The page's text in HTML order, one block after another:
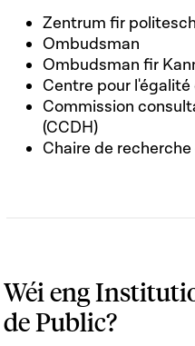
Zentrum fir
Ombudsman
Ombudsman fir
Centre pour
Commission
(CCDH)
Chaire de
Wéi eng
de Public?